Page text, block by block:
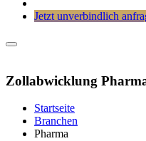
Jetzt unverbindlich
Zollabwicklung
Startseite
Branchen
Pharma